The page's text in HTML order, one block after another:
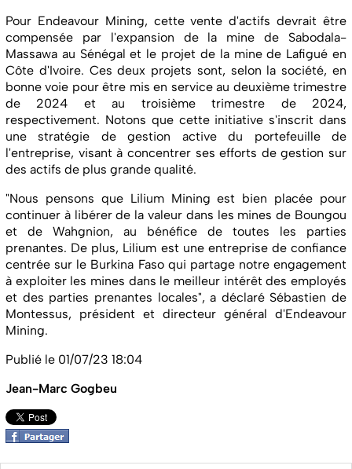
Pour Endeavour Mining, cette vente d'actifs devrait être
compensée par l'expansion de la mine de Sabodala-
Massawa au Sénégal et le projet de la mine de Lafigué en
Côte d'Ivoire. Ces deux projets sont, selon la société, en
bonne voie pour être mis en service au deuxième trimestre
de 2024 et au troisième trimestre de 2024,
respectivement. Notons que cette initiative s'inscrit dans
une stratégie de gestion active du portefeuille de
l'entreprise, visant à concentrer ses efforts de gestion sur
des actifs de plus grande qualité.
"Nous pensons que Lilium Mining est bien placée pour
continuer à libérer de la valeur dans les mines de Boungou
et de Wahgnion, au bénéfice de toutes les parties
prenantes. De plus, Lilium est une entreprise de confiance
centrée sur le Burkina Faso qui partage notre engagement
à exploiter les mines dans le meilleur intérêt des employés
et des parties prenantes locales", a déclaré Sébastien de
Montessus, président et directeur général d'Endeavour
Mining.
Publié le 01/07/23 18:04
Jean-Marc Gogbeu